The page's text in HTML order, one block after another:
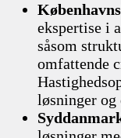
ekspertise i
såsom
omfattende
løsninger